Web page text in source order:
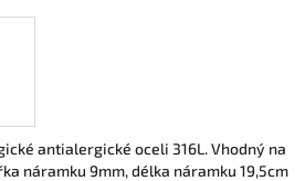
antialergické oceli 316L. Vhodný na
náramku 9mm, délka náramku 19,5cm